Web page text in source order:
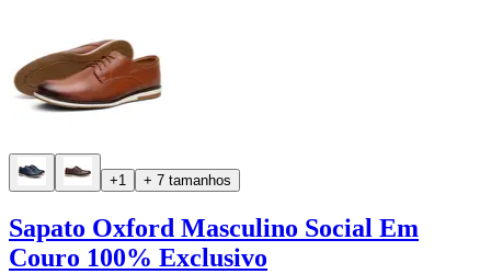
+1 + 7 tamanhos
Sapato Oxford Masculino Social Em
Couro 100% Exclusivo